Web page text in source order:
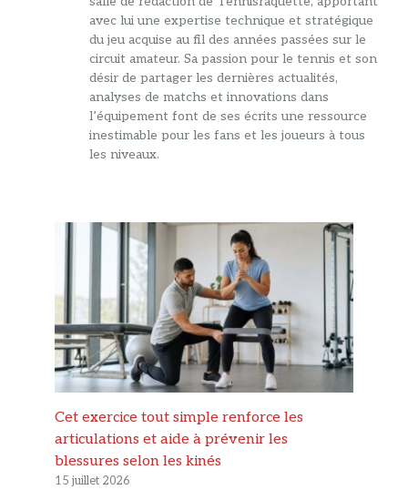
avec lui une expertise technique et stratégique
du jeu acquise au fil des années passées sur le
circuit amateur. Sa passion pour le tennis et son
désir de partager les dernières actualités,
analyses de matchs et innovations dans
l’équipement font de ses écrits une ressource
inestimable pour les fans et les joueurs à tous
les niveaux.
Cet exercice tout simple renforce les
articulations et aide à prévenir les
blessures selon les kinés
15 juillet 2026